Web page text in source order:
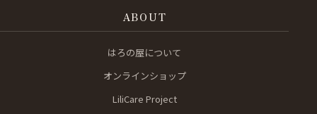
ABOUT
はろの屋について
オンラインショップ
LiliCare Project